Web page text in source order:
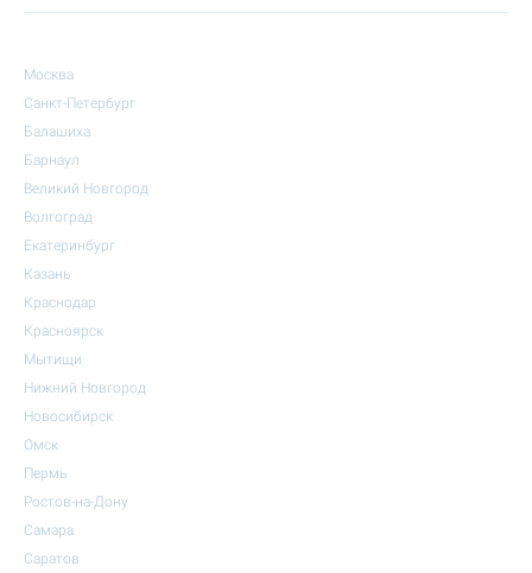
Москва
Санкт-Петербург
Балашиха
Барнаул
Великий Новгород
Волгоград
Екатеринбург
Казань
Краснодар
Красноярск
Мытищи
Нижний Новгород
Новосибирск
Омск
Пермь
Ростов-на-Дону
Самара
Саратов